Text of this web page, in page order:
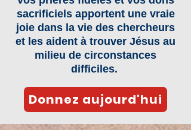
sacrificiels apportent une vraie
joie dans la vie des chercheurs
et les aident à trouver Jésus au
milieu de circonstances
difficiles.
Donnez aujourd'hui